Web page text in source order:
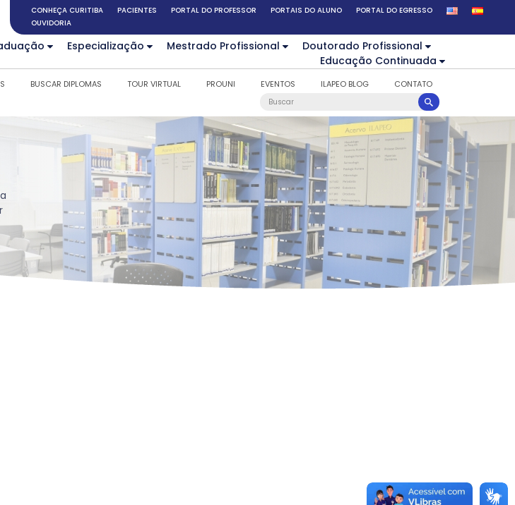
CONHEÇA CURITIBA PACIENTES PORTAL DO PROFESSOR PORTAIS DO ALUNO
PORTAL DO EGRESSO
OUVIDORIA
Especialização Mestrado Profissional
Doutorado Profissional
Educação Continuada
BUSCAR DIPLOMAS TOUR VIRTUAL PROUNI EVENTOS ILAPEO BLOG CONTATO